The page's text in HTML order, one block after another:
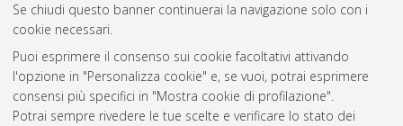
Se chiudi questo banner continuerai la navigazione solo con i
cookie necessari.
Puoi esprimere il consenso sui cookie facoltativi attivando
l'opzione in "Personalizza cookie" e, se vuoi, potrai esprimere
consensi più specifici in "Mostra cookie di profilazione".
Potrai sempre rivedere le tue scelte e verificare lo stato dei
Atom
Rss 1.0
Rss 2.0